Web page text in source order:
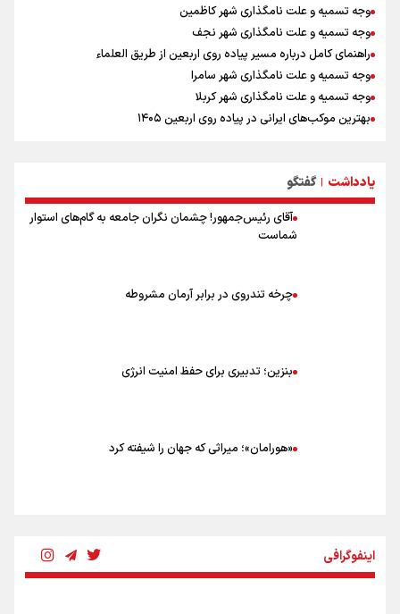
وجه تسمیه و علت نامگذاری شهر کاظمین
وجه تسمیه و علت نامگذاری شهر نجف
راهنمای کامل درباره مسیر پیاده روی اربعین از طریق العلماء
وجه تسمیه و علت نامگذاری شهر سامرا
وجه تسمیه و علت نامگذاری شهر کربلا
بهترین موکب‌های ایرانی در پیاده روی اربعین ۱۴۰۵
۲۰ نکته دوستانه درباره پیاده روی اربعین و عراقی ها
یادداشت | گفتگو
آقای رئیس‌جمهور! چشمان نگران جامعه به گام‌های استوار
شماست
چرخه تندروی در برابر آرمان مشروطه
بنزین؛ تدبیری برای حفظ امنیت انرژی
«هورامان»؛ میراثی که جهان را شیفته کرد
اینفوگرافی